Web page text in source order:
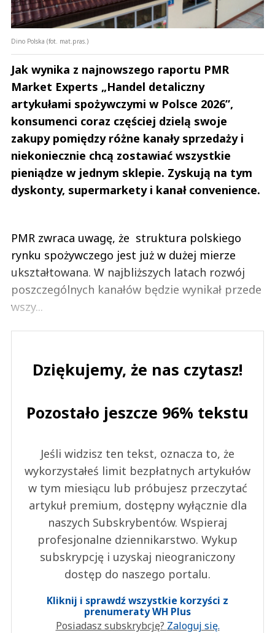
Dino Polska (fot. mat.pras.)
Jak wynika z najnowszego raportu PMR
Market Experts „Handel detaliczny
artykułami spożywczymi w Polsce 2026”,
konsumenci coraz częściej dzielą swoje
zakupy pomiędzy różne kanały sprzedaży i
niekoniecznie chcą zostawiać wszystkie
pieniądze w jednym sklepie. Zyskują na tym
dyskonty, supermarkety i kanał convenience.
PMR zwraca uwagę, że struktura polskiego
rynku spożywczego jest już w dużej mierze
ukształtowana. W najbliższych latach rozwój
poszczególnych kanałów będzie wynikał przede
wszy...
Dziękujemy, że nas czytasz!
Pozostało jeszcze 96% tekstu
Jeśli widzisz ten tekst, oznacza to, że
wykorzystałeś limit bezpłatnych artykułów
w tym miesiącu lub próbujesz przeczytać
artykuł premium, dostępny wyłącznie dla
naszych Subskrybentów. Wspieraj
profesjonalne dziennikarstwo. Wykup
subskrypcję i uzyskaj nieograniczony
dostęp do naszego portalu.
Kliknij i sprawdź wszystkie korzyści z
prenumeraty WH Plus
Posiadasz subskrybcję? Zaloguj się.